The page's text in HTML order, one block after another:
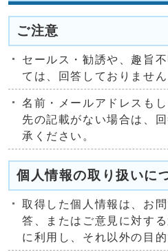
ご注意
セールス・勧誘や、趣旨
ては、回答しておりません
名前・メールアドレスも
先の記載がない場合は、
承ください。
個人情報の取り扱いに
取得した個人情報は、お
答、またはご意見に対す
に利用し、それ以外の目